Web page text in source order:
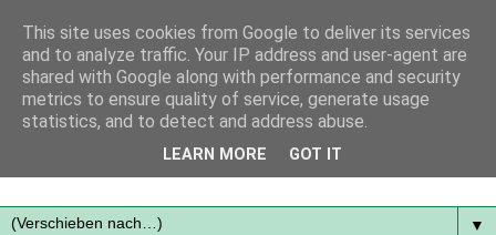
Mit frischen Themen aus der Region immer auf dem
▼
This site uses cookies from Google to deliver its services
and to analyze traffic. Your IP address and user-agent are
shared with Google along with performance and security
metrics to ensure quality of service, generate usage
statistics, and to detect and address abuse.
LEARN MORE GOT IT